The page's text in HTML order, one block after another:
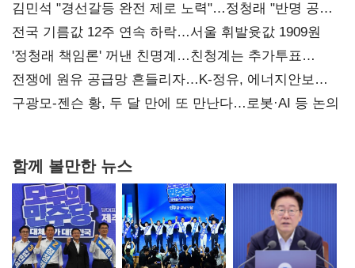
김민석 "경선갈등 완전 제로 노력"…정청래 "반명 공세
사과부터"
전국 기름값 12주 연속 하락…서울 휘발윳값 1909원
'정청래 책임론' 꺼낸 친명계…친청계는 추가투표
때리기
전쟁에 원유 공급망 흔들리자…K-정유, 에너지안보
핵심으로 재부상
구광모-젠슨 황, 두 달 만에 또 만난다…로봇·AI 등 논의
함께 볼만한 뉴스